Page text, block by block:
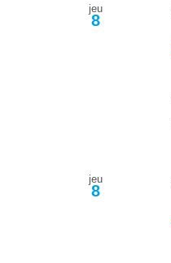
jeu
8
jeu
8